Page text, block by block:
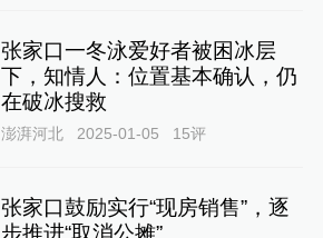
张家口一冬泳爱好者被困冰层
下，知情人：位置基本确认，仍
在破冰搜救
澎湃河北 2025-01-05 15评
张家口鼓励实行“现房销售”，逐